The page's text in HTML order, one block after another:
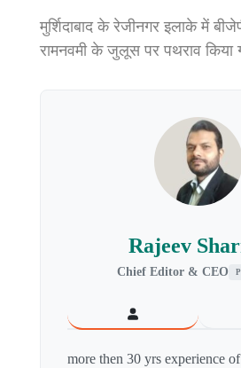
मुर्शिदाबाद के रेजीनगर इलाके में
रामनवमी के जुलूस पर पथराव किया
Rajeev
Chief Editor & CEO
more then 30 yrs experience